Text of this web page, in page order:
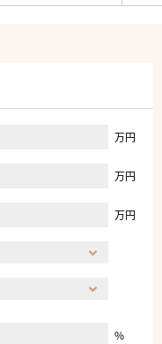
万円
万円
万円
%